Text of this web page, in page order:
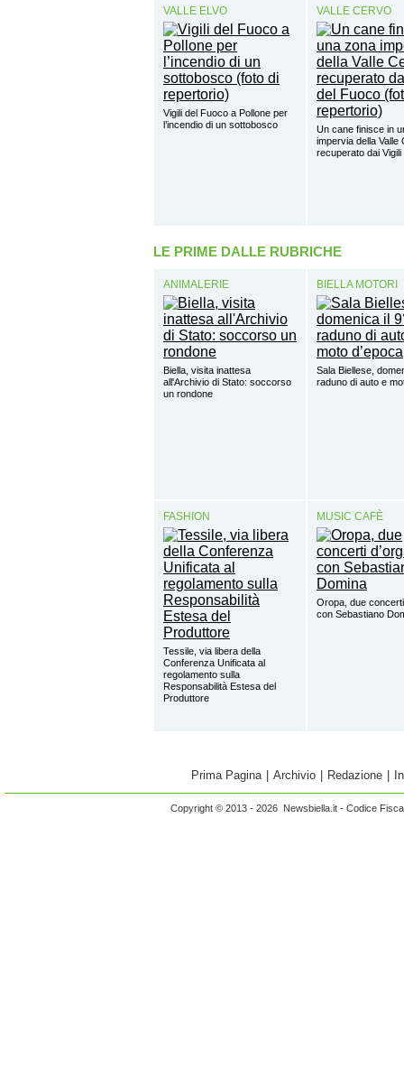
VALLE ELVO
Vigili del Fuoco a Pollone per
l’incendio di un sottobosco
VALLE CERVO
Un cane finisce in
impervia della Valle
recuperato dai
LE PRIME DALLE RUBRICHE
ANIMALERIE
Biella, visita inattesa
all'Archivio di Stato: soccorso
un rondone
BIELLA MOTORI
Sala Biellese,
raduno di auto e
FASHION
Tessile, via libera della
Conferenza Unificata al
regolamento sulla
Responsabilità Estesa del
Produttore
MUSIC CAFÈ
Oropa, due concerti
con Sebastiano
Prima Pagina Archivio Redazione
Copyright © 2013 - 2026 Newsbiella.it - Codice